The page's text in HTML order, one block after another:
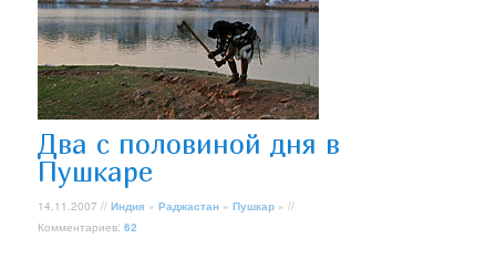
Два с половиной дня в
Пушкаре
14.11.2007 //Индия »Раджастан »Пушкар » //
Комментариев:62